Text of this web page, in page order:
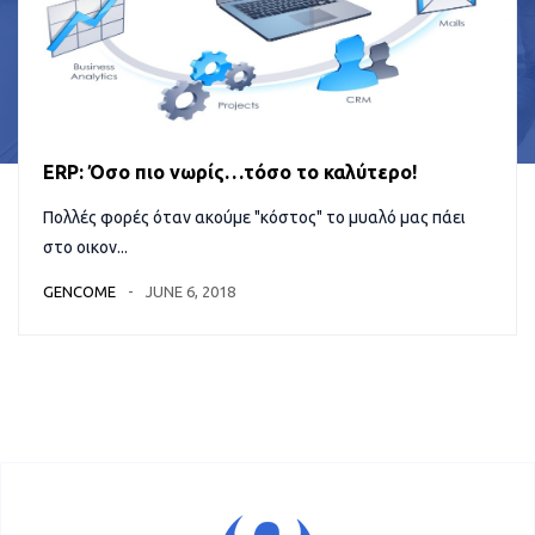
ERP: Όσο πιο νωρίς…τόσο το καλύτερο!
Πολλές φορές όταν ακούμε "κόστος" το μυαλό μας πάει
στο οικον...
GENCOME JUNE 6, 2018